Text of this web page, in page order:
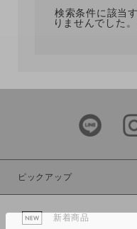
検索条件に該当
りませんでした
ピックアップ
新着商品